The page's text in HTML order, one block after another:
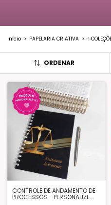
Início > PAPELARIA CRIATIVA >
ORDENAR
CONTROLE DE ANDAMENTO DE
PROCESSOS - PERSONALIZE